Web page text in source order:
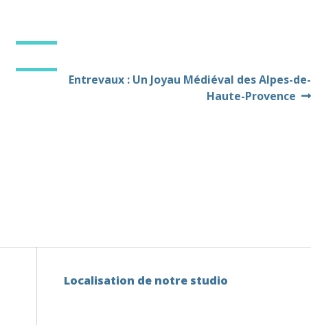
Entrevaux : Un Joyau Médiéval des Alpes-de-
Haute-Provence
Localisation de notre studio